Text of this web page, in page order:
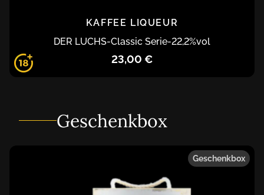
KAFFEE LIQUEUR
DER LUCHS-Classic Serie-22,2%vol
23,00 €
Geschenkbox
Geschenkbox